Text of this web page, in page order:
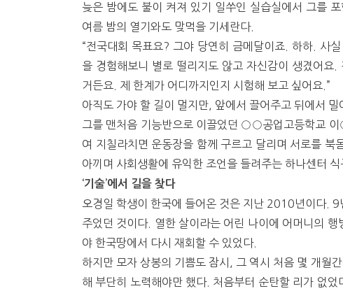
늦은 밤에도 불이 켜져 있기 일쑤인 실습실에서 그를
여름 밤의 열기와도 맞먹을 기세란다.
“전국대회 목표요? 그야 당연히 금메달이죠. 하하. 사
을 경험해보니 별로 떨리지도 않고 자신감이 생겼어요
거든요. 제 한계가 어디까지인지 시험해 보고 싶어요.”
아직도 가야 할 길이 멀지만, 앞에서 끌어주고 뒤에서
그를 맨처음 기능반으로 이끌었던 ○○공업고등학교
여 지칠라치면 운동장을 함께 구르고 달리며 서로를 북
아끼며 사회생활에 유익한 조언을 들려주는 하나센터
‘기술’에서 길을 찾다
오경일 학생이 한국에 들어온 것은 지난 2010년이다.
주었던 것이다. 열한 살이라는 어린 나이에 어머니의
야 한국땅에서 다시 재회할 수 있었다.
하지만 모자 상봉의 기쁨도 잠시, 그 역시 처음 몇 개월
해 부단히 노력해야만 했다. 처음부터 순탄할 리가 없